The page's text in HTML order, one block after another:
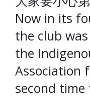
Now in its
the club
the
Association
second